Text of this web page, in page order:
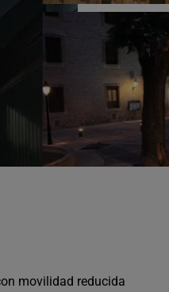
movilidad reducida